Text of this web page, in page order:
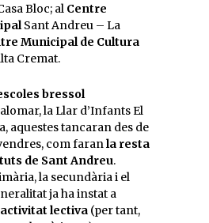
Bloc; al Centre
Sant Andreu – La
Municipal de Cultura
Cremat.
bressol
la Llar d’Infants El
aquestes tancaran des de
com faran la resta
de Sant Andreu.
la secundària i el
ja ha instat a
lectiva (per tant,